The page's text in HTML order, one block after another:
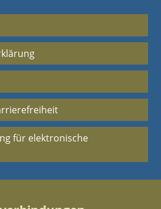
für elektronische